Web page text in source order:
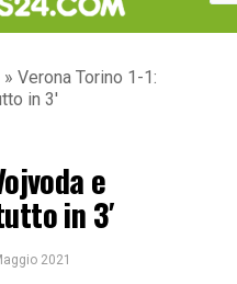
» Verona Torino 1-1:
in 3′
e
in 3′
2021